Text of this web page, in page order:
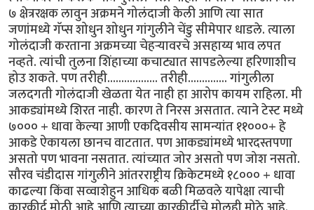
७ क्षेत्ररक्षक लावुन अक्रमने गोलंदाजी केली आणि त्या सात
जणांमध्ये गॅप्स शोधुन शोधुन गांगुलीने चेंडु सीमेपार धाडले. त्याला
गोलंदाजी करताना अक्रमच्या चेहर्‍यावरचे असहाय्य भाव लपत
नव्हते. त्यांची तुलना शिंहाच्या कचाट्यात सापडलेल्या हरिणाशीच
होउ शकते. पण तरीही.................. तरीही.............. गांगुलीला
जलदगती गोलंदाजी खेळता येत नाही हा आरोप कायम राहिला. मी
आकड्यांमध्ये शिरत नाही. कारण ते निरस असतात. त्याने टेस्ट मध्ये
७००० + धावा केल्या आणी एकदिवसीय सामन्यांत ११०००+ हे
आकडे ऐकायला छानच वाटतात. पण आकड्यांमध्ये भारदस्तपणा
असतो पण भावना नसतात. त्यांच्यात जोर असतो पण जोश नसतो.
सौरव चंडीदास गांगुलीने आंतरराष्ट्रीय क्रिकेटमध्ये १८००० + धावा
काढल्या किंवा सव्वाशेहुन आधिक बळी मिळवले यापेक्षा त्याची